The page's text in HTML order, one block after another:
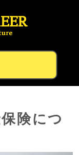
キャリアナビ
険につ